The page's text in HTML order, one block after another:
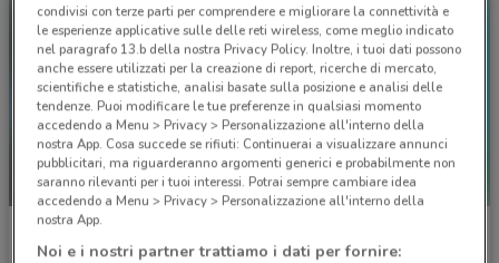
IN ARRIVO
Zoomiguana
condivisi con terze parti per comprendere e migliorare la connettività e
le esperienze applicative sulle delle reti wireless, come meglio indicato
nel paragrafo 13.b della nostra Privacy Policy. Inoltre, i tuoi dati possono
anche essere utilizzati per la creazione di report, ricerche di mercato,
scientifiche e statistiche, analisi basate sulla posizione e analisi delle
tendenze. Puoi modificare le tue preferenze in qualsiasi momento
accedendo a Menu > Privacy > Personalizzazione all'interno della
nostra App. Cosa succede se rifiuti: Continuerai a visualizzare annunci
pubblicitari, ma riguarderanno argomenti generici e probabilmente non
saranno rilevanti per i tuoi interessi. Potrai sempre cambiare idea
accedendo a Menu > Privacy > Personalizzazione all'interno della
nostra App.
Noi e i nostri partner trattiamo i dati per fornire: